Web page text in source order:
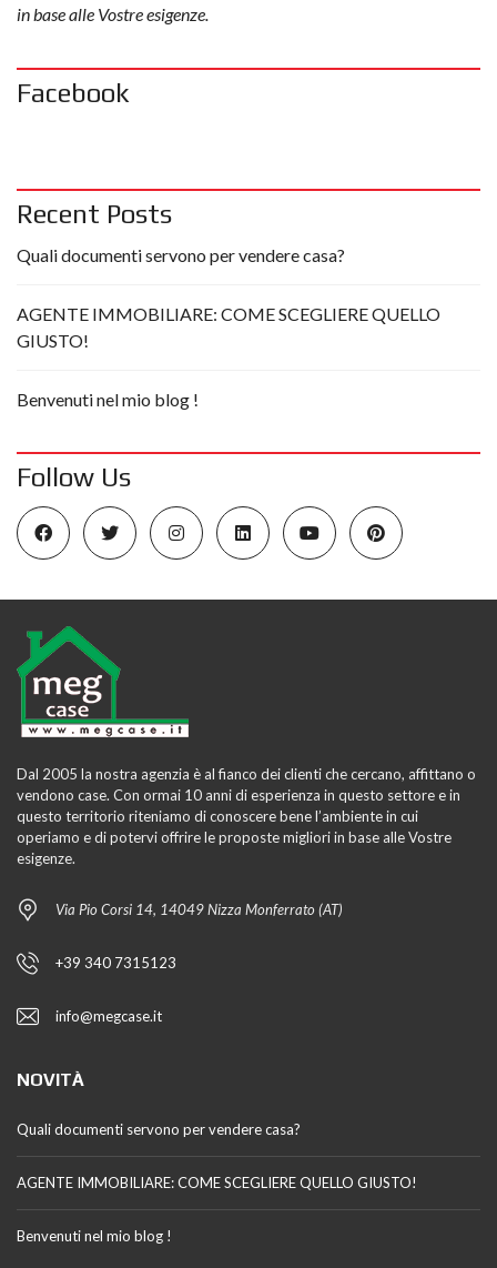
in base alle Vostre esigenze.
Facebook
Recent Posts
Quali documenti servono per vendere casa?
AGENTE IMMOBILIARE: COME SCEGLIERE QUELLO
GIUSTO!
Benvenuti nel mio blog !
Follow Us
Dal 2005 la nostra agenzia è al fianco dei clienti che cercano, affittano o
vendono case. Con ormai 10 anni di esperienza in questo settore e in
questo territorio riteniamo di conoscere bene l’ambiente in cui
operiamo e di potervi offrire le proposte migliori in base alle Vostre
esigenze.
Via Pio Corsi 14, 14049 Nizza Monferrato (AT)
+39 340 7315123
info@megcase.it
NOVITÀ
Quali documenti servono per vendere casa?
AGENTE IMMOBILIARE: COME SCEGLIERE QUELLO GIUSTO!
Benvenuti nel mio blog !